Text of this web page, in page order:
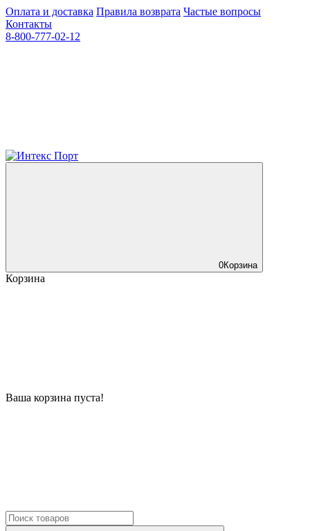
Оплата и доставка Правила возврата Частые вопросы
Контакты
8-800-777-02-12
0Корзина
Корзина
Ваша корзина пуста!